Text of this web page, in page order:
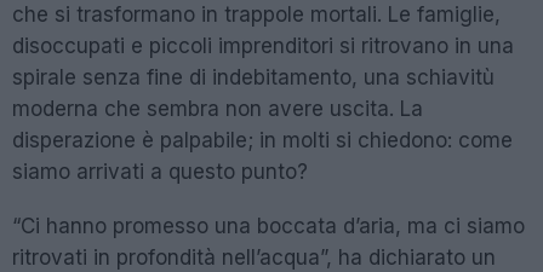
che si trasformano in trappole mortali. Le famiglie,
disoccupati e piccoli imprenditori si ritrovano in una
spirale senza fine di indebitamento, una schiavitù
moderna che sembra non avere uscita. La
disperazione è palpabile; in molti si chiedono: come
siamo arrivati a questo punto?
“Ci hanno promesso una boccata d’aria, ma ci siamo
ritrovati in profondità nell’acqua”, ha dichiarato un